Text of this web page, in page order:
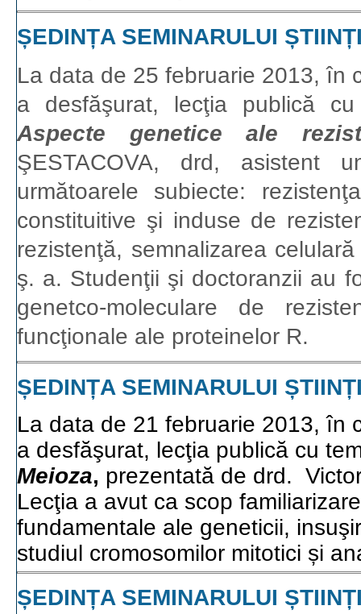
ȘEDINȚA SEMINARULUI
La data de 25 februarie 2013, în
a desfăşurat, lecţia publică
Aspecte genetice ale
ŞESTACOVA, drd, asistent
următoarele subiecte:
constituitive şi induse de
rezistenţă, semnalizarea
ş. a. Studenţii şi doctoranzii au
genetco-moleculare de
funcţionale ale proteinelor R.
ȘEDINȚA SEMINARULUI
La data de 21 februarie 2013, în
a desfăşurat, lecţia publică cu
Meioza, prezentată de drd.
Lecţia a avut ca scop
fundamentale ale geneticii,
studiul cromosomilor mitotici și
ȘEDINȚA SEMINARULUI